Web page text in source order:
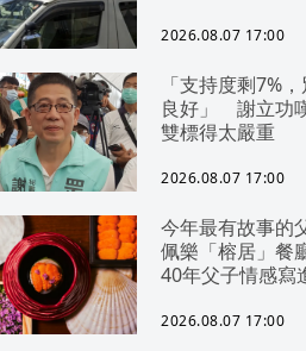
2026.08.07 17:00
「支持度剩7%
良好」 謝立功
雙標得太嚴重
2026.08.07 17:00
今年最有故事的
佩樂「榕居」餐
40年父子情感寫
2026.08.07 17:00